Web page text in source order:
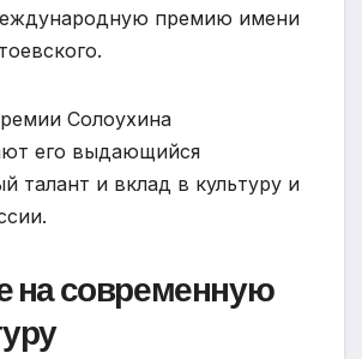
премию имени
Солоухина
его выдающийся
талант и вклад в культуру и
на современную